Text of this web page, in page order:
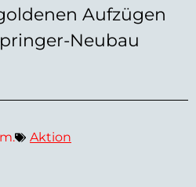
Aufzügen
Neubau
Aktion